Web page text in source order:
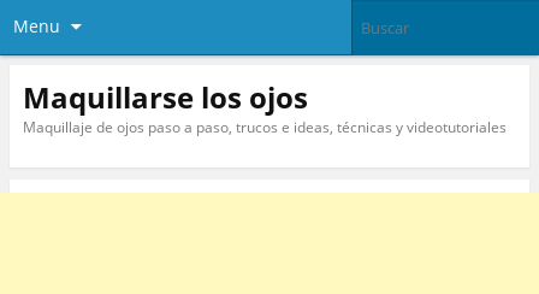
Menu
Maquillarse los ojos
Maquillaje de ojos paso a paso, trucos e ideas, técnicas y videotutoriales